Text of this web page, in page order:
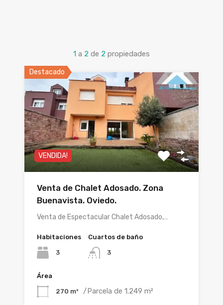
1 a 2 de 2 propiedades
Destacado
VENDIDA!
Venta de Chalet Adosado. Zona
Buenavista. Oviedo.
Venta de Espectacular Chalet Adosado,…
Habitaciones
3
Cuartos de baño
3
Área
270 m² /Parcela de 1.249 m²